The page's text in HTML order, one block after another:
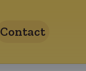
Contact